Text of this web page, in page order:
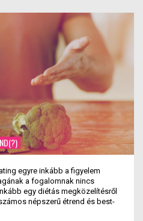
egyre inkább a figyelem
a fogalomnak nincs
egy diétás megközelítésről
népszerű étrend és best-